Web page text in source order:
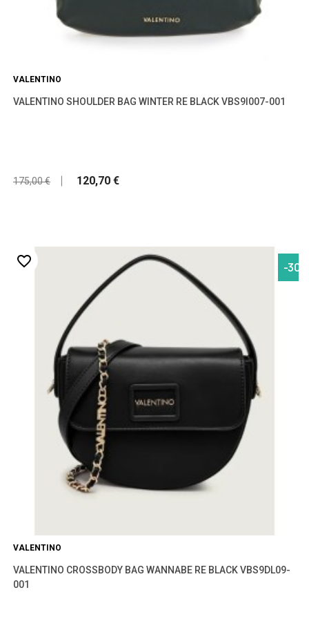
VALENTINO
VALENTINO SHOULDER BAG WINTER RE BLACK VBS9I007-001
175,00 € 120,70 €
VALENTINO
VALENTINO CROSSBODY BAG WANNABE RE BLACK VBS9DL09-
001
-
favorite_border